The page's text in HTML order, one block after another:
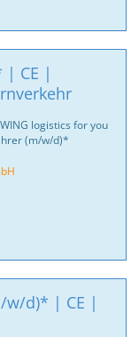
| CE |
logistics for you
(m/w/d)*
w/d)* | CE |